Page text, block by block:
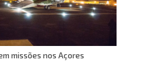
missões nos Açores